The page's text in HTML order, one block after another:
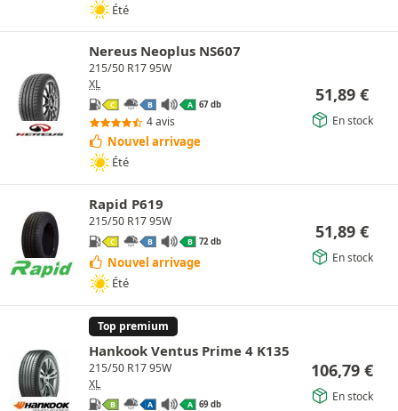
Été
Nereus Neoplus NS607
215/50 R17 95W
XL
C B A 67 db
4 avis
Nouvel arrivage
Été
51,89 €
En stock
Rapid P619
215/50 R17 95W
C B B 72 db
Nouvel arrivage
Été
51,89 €
En stock
Top premium
Hankook Ventus Prime 4 K135
215/50 R17 95W
XL
B A A 69 db
106,79 €
En stock